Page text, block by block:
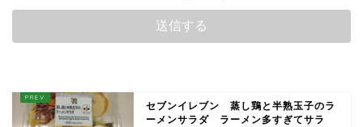
セブンイレブン 蒸し鶏と半熟玉子のラ
ーメンサラダ ラーメン多すぎてサラ